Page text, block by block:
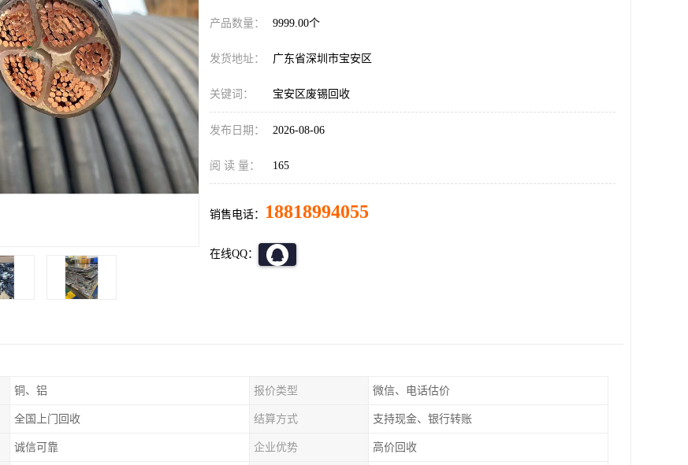
产品数量： 9999.00个
发货地址： 广东省深圳市宝安区
关键词： 宝安区废锡回收
发布日期： 2026-08-06
阅 读 量： 165
销售电话： 18818994055
在线QQ：
铜、铝 报价类型 微信、电话估价
全国上门回收 结算方式 支持现金、银行转账
诚信可靠 企业优势 高价回收